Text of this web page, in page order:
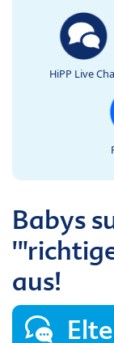
HiPP Live
Babys
aus!